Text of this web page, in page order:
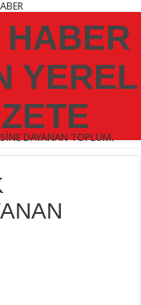
DAYANAN TOPLUM.